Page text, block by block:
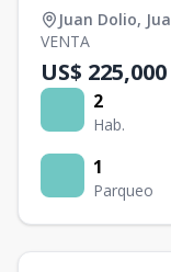
Juan Dolio,
VENTA
US$ 225,000
2
Hab.
1
Parqueo